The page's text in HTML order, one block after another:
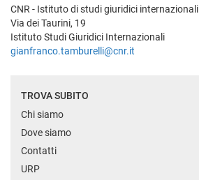
CNR - Istituto di studi giuridici internazionali
Via dei Taurini, 19
Istituto Studi Giuridici Internazionali
gianfranco.tamburelli@cnr.it
TROVA SUBITO
Chi siamo
Dove siamo
Contatti
URP